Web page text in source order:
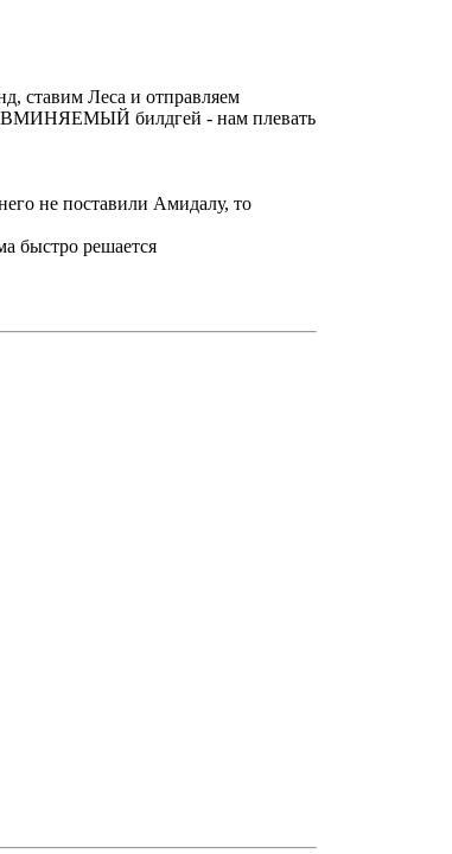
ставим Леса и отправляем
билдгей - нам плевать
не поставили Амидалу, то
быстро решается